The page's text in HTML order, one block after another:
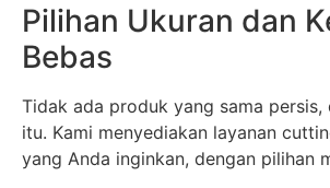
Pilihan Ukuran dan
Bebas
Tidak ada produk yang sama persis,
itu. Kami menyediakan layanan
yang Anda inginkan, dengan pilihan